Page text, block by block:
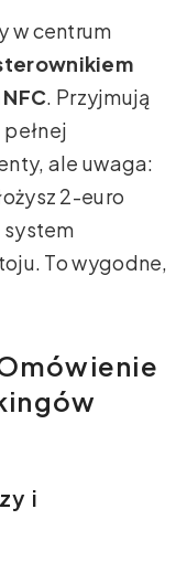
w centrum
. Przyjmują
ale uwaga:
2-euro
system
To wygodne,
i